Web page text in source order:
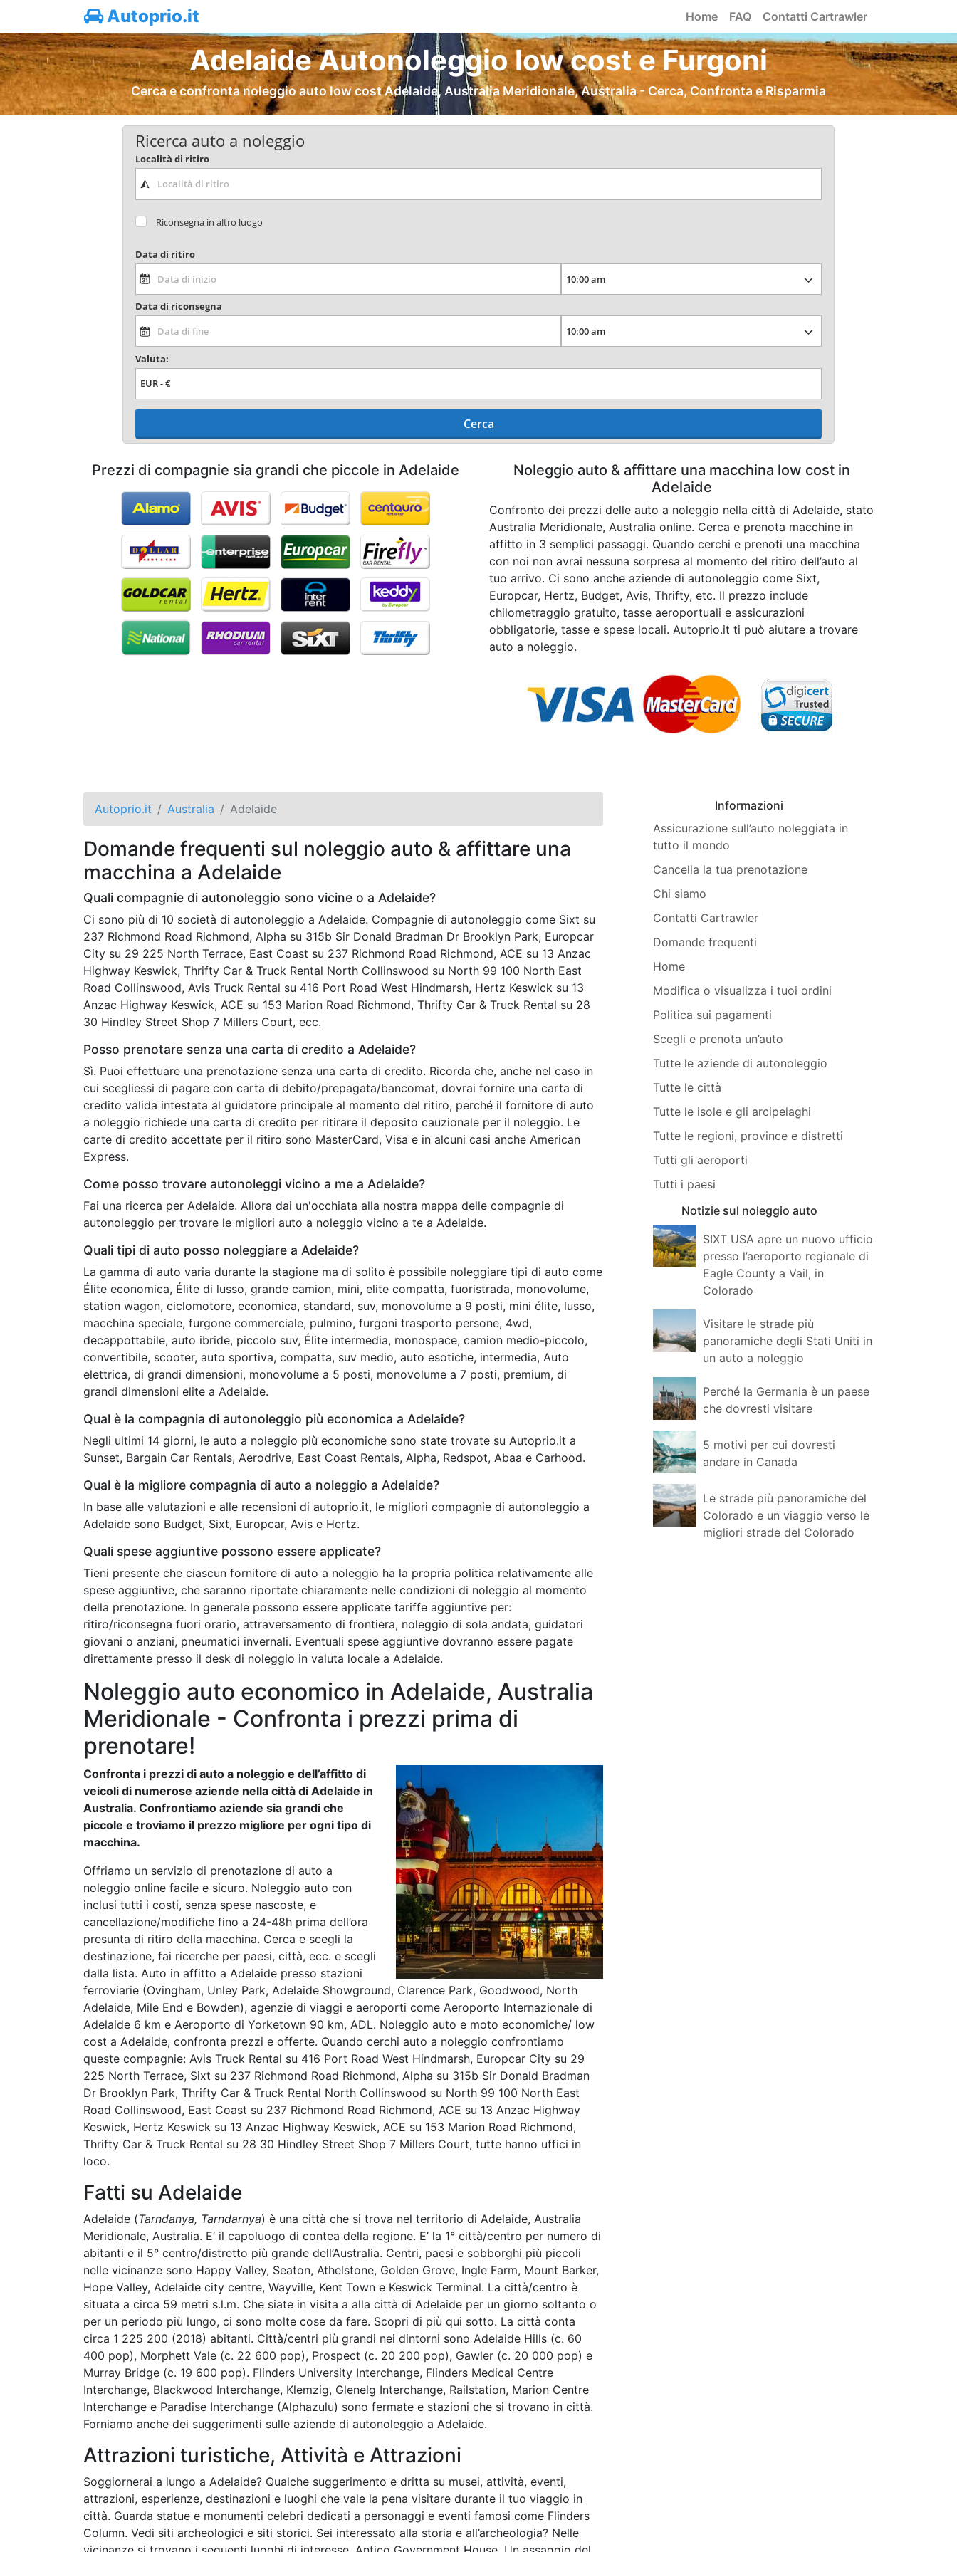
Autoprio.it Home FAQ Contatti Cartrawler
Adelaide Autonoleggio low cost e Furgoni
Cerca e confronta noleggio auto low cost Adelaide, Australia Meridionale, Australia - Cerca, Confronta e Risparmia
Ricerca auto a noleggio
Località di ritiro
Riconsegna in altro luogo
Data di ritiro
Data di riconsegna
Valuta:
Cerca
Prezzi di compagnie sia grandi che piccole in Adelaide
Noleggio auto & affittare una macchina low cost in
Adelaide
Confronto dei prezzi delle auto a noleggio nella città di Adelaide, stato
Australia Meridionale, Australia online. Cerca e prenota macchine in
affitto in 3 semplici passaggi. Quando cerchi e prenoti una macchina
con noi non avrai nessuna sorpresa al momento del ritiro dell’auto al
tuo arrivo. Ci sono anche aziende di autonoleggio come Sixt,
Europcar, Hertz, Budget, Avis, Thrifty, etc. Il prezzo include
chilometraggio gratuito, tasse aeroportuali e assicurazioni
obbligatorie, tasse e spese locali. Autoprio.it ti può aiutare a trovare
auto a noleggio.
Autoprio.it Australia Adelaide
Domande frequenti sul noleggio auto & affittare una
macchina a Adelaide
Quali compagnie di autonoleggio sono vicine o a Adelaide?
Ci sono più di 10 società di autonoleggio a Adelaide. Compagnie di autonoleggio come Sixt su
237 Richmond Road Richmond, Alpha su 315b Sir Donald Bradman Dr Brooklyn Park, Europcar
City su 29 225 North Terrace, East Coast su 237 Richmond Road Richmond, ACE su 13 Anzac
Highway Keswick, Thrifty Car & Truck Rental North Collinswood su North 99 100 North East
Road Collinswood, Avis Truck Rental su 416 Port Road West Hindmarsh, Hertz Keswick su 13
Anzac Highway Keswick, ACE su 153 Marion Road Richmond, Thrifty Car & Truck Rental su 28
30 Hindley Street Shop 7 Millers Court, ecc.
Posso prenotare senza una carta di credito a Adelaide?
Sì. Puoi effettuare una prenotazione senza una carta di credito. Ricorda che, anche nel caso in
cui scegliessi di pagare con carta di debito/prepagata/bancomat, dovrai fornire una carta di
credito valida intestata al guidatore principale al momento del ritiro, perché il fornitore di auto
a noleggio richiede una carta di credito per ritirare il deposito cauzionale per il noleggio. Le
carte di credito accettate per il ritiro sono MasterCard, Visa e in alcuni casi anche American
Express.
Come posso trovare autonoleggi vicino a me a Adelaide?
Fai una ricerca per Adelaide. Allora dai un'occhiata alla nostra mappa delle compagnie di
autonoleggio per trovare le migliori auto a noleggio vicino a te a Adelaide.
Quali tipi di auto posso noleggiare a Adelaide?
La gamma di auto varia durante la stagione ma di solito è possibile noleggiare tipi di auto come
Élite economica, Élite di lusso, grande camion, mini, elite compatta, fuoristrada, monovolume,
station wagon, ciclomotore, economica, standard, suv, monovolume a 9 posti, mini élite, lusso,
macchina speciale, furgone commerciale, pulmino, furgoni trasporto persone, 4wd,
decappottabile, auto ibride, piccolo suv, Élite intermedia, monospace, camion medio-piccolo,
convertibile, scooter, auto sportiva, compatta, suv medio, auto esotiche, intermedia, Auto
elettrica, di grandi dimensioni, monovolume a 5 posti, monovolume a 7 posti, premium, di
grandi dimensioni elite a Adelaide.
Qual è la compagnia di autonoleggio più economica a Adelaide?
Negli ultimi 14 giorni, le auto a noleggio più economiche sono state trovate su Autoprio.it a
Sunset, Bargain Car Rentals, Aerodrive, East Coast Rentals, Alpha, Redspot, Abaa e Carhood.
Qual è la migliore compagnia di auto a noleggio a Adelaide?
In base alle valutazioni e alle recensioni di autoprio.it, le migliori compagnie di autonoleggio a
Adelaide sono Budget, Sixt, Europcar, Avis e Hertz.
Quali spese aggiuntive possono essere applicate?
Tieni presente che ciascun fornitore di auto a noleggio ha la propria politica relativamente alle
spese aggiuntive, che saranno riportate chiaramente nelle condizioni di noleggio al momento
della prenotazione. In generale possono essere applicate tariffe aggiuntive per:
ritiro/riconsegna fuori orario, attraversamento di frontiera, noleggio di sola andata, guidatori
giovani o anziani, pneumatici invernali. Eventuali spese aggiuntive dovranno essere pagate
direttamente presso il desk di noleggio in valuta locale a Adelaide.
Noleggio auto economico in Adelaide, Australia
Meridionale - Confronta i prezzi prima di
prenotare!
Confronta i prezzi di auto a noleggio e dell’affitto di
veicoli di numerose aziende nella città di Adelaide in
Australia. Confrontiamo aziende sia grandi che
piccole e troviamo il prezzo migliore per ogni tipo di
macchina.
Offriamo un servizio di prenotazione di auto a
noleggio online facile e sicuro. Noleggio auto con
inclusi tutti i costi, senza spese nascoste, e
cancellazione/modifiche fino a 24-48h prima dell’ora
presunta di ritiro della macchina. Cerca e scegli la
destinazione, fai ricerche per paesi, città, ecc. e scegli
dalla lista. Auto in affitto a Adelaide presso stazioni
ferroviarie (Ovingham, Unley Park, Adelaide Showground, Clarence Park, Goodwood, North
Adelaide, Mile End e Bowden), agenzie di viaggi e aeroporti come Aeroporto Internazionale di
Adelaide 6 km e Aeroporto di Yorketown 90 km, ADL. Noleggio auto e moto economiche/ low
cost a Adelaide, confronta prezzi e offerte. Quando cerchi auto a noleggio confrontiamo
queste compagnie: Avis Truck Rental su 416 Port Road West Hindmarsh, Europcar City su 29
225 North Terrace, Sixt su 237 Richmond Road Richmond, Alpha su 315b Sir Donald Bradman
Dr Brooklyn Park, Thrifty Car & Truck Rental North Collinswood su North 99 100 North East
Road Collinswood, East Coast su 237 Richmond Road Richmond, ACE su 13 Anzac Highway
Keswick, Hertz Keswick su 13 Anzac Highway Keswick, ACE su 153 Marion Road Richmond,
Thrifty Car & Truck Rental su 28 30 Hindley Street Shop 7 Millers Court, tutte hanno uffici in
loco.
Fatti su Adelaide
Adelaide (Tarndanya, Tarndarnya) è una città che si trova nel territorio di Adelaide, Australia
Meridionale, Australia. E’ il capoluogo di contea della regione. E’ la 1° città/centro per numero di
abitanti e il 5° centro/distretto più grande dell’Australia. Centri, paesi e sobborghi più piccoli
nelle vicinanze sono Happy Valley, Seaton, Athelstone, Golden Grove, Ingle Farm, Mount Barker,
Hope Valley, Adelaide city centre, Wayville, Kent Town e Keswick Terminal. La città/centro è
situata a circa 59 metri s.l.m. Che siate in visita a alla città di Adelaide per un giorno soltanto o
per un periodo più lungo, ci sono molte cose da fare. Scopri di più qui sotto. La città conta
circa 1 225 200 (2018) abitanti. Città/centri più grandi nei dintorni sono Adelaide Hills (c. 60
400 pop), Morphett Vale (c. 22 600 pop), Prospect (c. 20 200 pop), Gawler (c. 20 000 pop) e
Murray Bridge (c. 19 600 pop). Flinders University Interchange, Flinders Medical Centre
Interchange, Blackwood Interchange, Klemzig, Glenelg Interchange, Railstation, Marion Centre
Interchange e Paradise Interchange (Alphazulu) sono fermate e stazioni che si trovano in città.
Forniamo anche dei suggerimenti sulle aziende di autonoleggio a Adelaide.
Attrazioni turistiche, Attività e Attrazioni
Soggiornerai a lungo a Adelaide? Qualche suggerimento e dritta su musei, attività, eventi,
attrazioni, esperienze, destinazioni e luoghi che vale la pena visitare durante il tuo viaggio in
città. Guarda statue e monumenti celebri dedicati a personaggi e eventi famosi come Flinders
Column. Vedi siti archeologici e siti storici. Sei interessato alla storia e all’archeologia? Nelle
Informazioni
Assicurazione sull’auto noleggiata in
tutto il mondo
Cancella la tua prenotazione
Chi siamo
Contatti Cartrawler
Domande frequenti
Home
Modifica o visualizza i tuoi ordini
Politica sui pagamenti
Scegli e prenota un’auto
Tutte le aziende di autonoleggio
Tutte le città
Tutte le isole e gli arcipelaghi
Tutte le regioni, province e distretti
Tutti gli aeroporti
Tutti i paesi
Notizie sul noleggio auto
SIXT USA apre un nuovo ufficio
presso l’aeroporto regionale di
Eagle County a Vail, in
Colorado
Visitare le strade più
panoramiche degli Stati Uniti in
un auto a noleggio
Perché la Germania è un paese
che dovresti visitare
5 motivi per cui dovresti
andare in Canada
Le strade più panoramiche del
Colorado e un viaggio verso le
migliori strade del Colorado